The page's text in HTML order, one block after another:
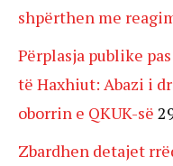
shpërthen me
Përplasja publike
të Haxhiut: Abazi i
oborrin e QKUK-së
Zbardhen detajet